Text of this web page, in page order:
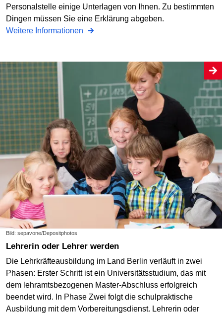
Personalstelle einige Unterlagen von Ihnen. Zu bestimmten
Dingen müssen Sie eine Erklärung abgeben.
Weitere Informationen
Bild: sepavone/Depositphotos
Lehrerin oder Lehrer werden
Die Lehrkräfteausbildung im Land Berlin verläuft in zwei
Phasen: Erster Schritt ist ein Universitätsstudium, das mit
dem lehramtsbezogenen Master-Abschluss erfolgreich
beendet wird. In Phase Zwei folgt die schulpraktische
Ausbildung mit dem Vorbereitungsdienst. Lehrerin oder